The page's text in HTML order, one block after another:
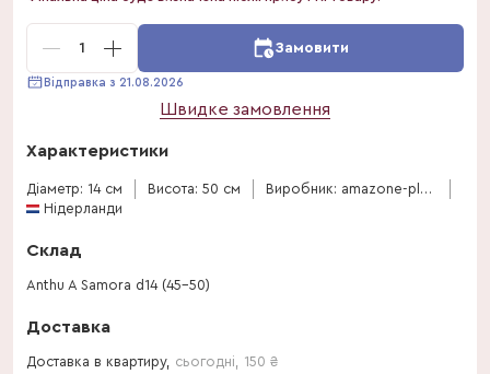
1 Замовити
Відправка з 21.08.2026
Швидке замовлення
Характеристики
Діаметр: 14 см Висота: 50 см
Виробник: amazone-plants
Нідерланди
Склад
Anthu A Samora d14 (45-50)
Доставка
Доставка в квартиру, сьогодні 150 ₴